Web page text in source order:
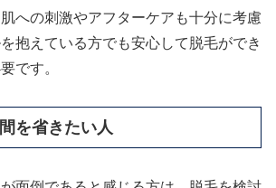
への刺激やアフターケアも十分に考慮
抱えている方でも安心して脱毛ができ
です。
を省きたい人